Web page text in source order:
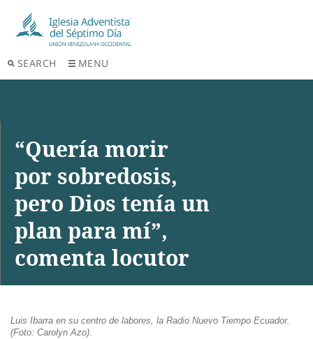
SEARCH MENU
“Quería morir
por sobredosis,
pero Dios tenía un
plan para mí”,
comenta locutor
Luis Ibarra en su centro de labores, la Radio Nuevo Tiempo Ecuador.
(Foto: Carolyn Azo).